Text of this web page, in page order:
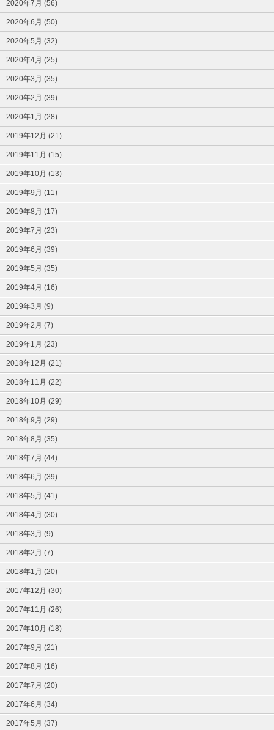
2020年7月 (56)
2020年6月 (50)
2020年5月 (32)
2020年4月 (25)
2020年3月 (35)
2020年2月 (39)
2020年1月 (28)
2019年12月 (21)
2019年11月 (15)
2019年10月 (13)
2019年9月 (11)
2019年8月 (17)
2019年7月 (23)
2019年6月 (39)
2019年5月 (35)
2019年4月 (16)
2019年3月 (9)
2019年2月 (7)
2019年1月 (23)
2018年12月 (21)
2018年11月 (22)
2018年10月 (29)
2018年9月 (29)
2018年8月 (35)
2018年7月 (44)
2018年6月 (39)
2018年5月 (41)
2018年4月 (30)
2018年3月 (9)
2018年2月 (7)
2018年1月 (20)
2017年12月 (30)
2017年11月 (26)
2017年10月 (18)
2017年9月 (21)
2017年8月 (16)
2017年7月 (20)
2017年6月 (34)
2017年5月 (37)